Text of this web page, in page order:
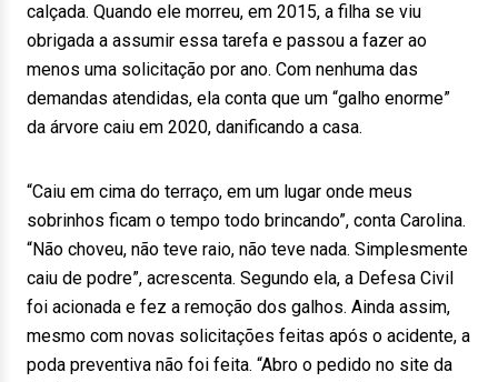
calçada. Quando ele morreu, em 2015, a filha se viu
obrigada a assumir essa tarefa e passou a fazer ao
menos uma solicitação por ano. Com nenhuma das
demandas atendidas, ela conta que um “galho enorme”
da árvore caiu em 2020, danificando a casa.
“Caiu em cima do terraço, em um lugar onde meus
sobrinhos ficam o tempo todo brincando”, conta Carolina.
“Não choveu, não teve raio, não teve nada. Simplesmente
caiu de podre”, acrescenta. Segundo ela, a Defesa Civil
foi acionada e fez a remoção dos galhos. Ainda assim,
mesmo com novas solicitações feitas após o acidente, a
poda preventiva não foi feita. “Abro o pedido no site da